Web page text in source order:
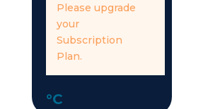
Please upgrade
your
Subscription
Plan.
°C